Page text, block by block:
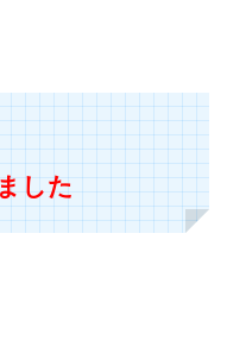
した